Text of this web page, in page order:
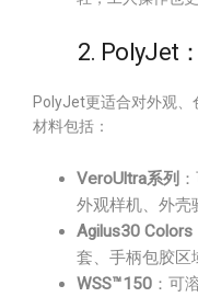
2. PolyJet
PolyJet更适合对外观、
材料包括：
VeroUltra系列
外观样机、外壳
Agilus30 Colors
套、手柄包胶区
WSS™150 ：可